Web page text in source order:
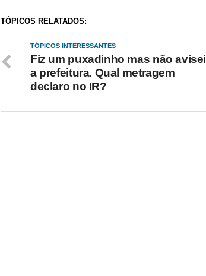
TÓPICOS RELATADOS:
TÓPICOS INTERESSANTES
Fiz um puxadinho mas não avisei
a prefeitura. Qual metragem
declaro no IR?